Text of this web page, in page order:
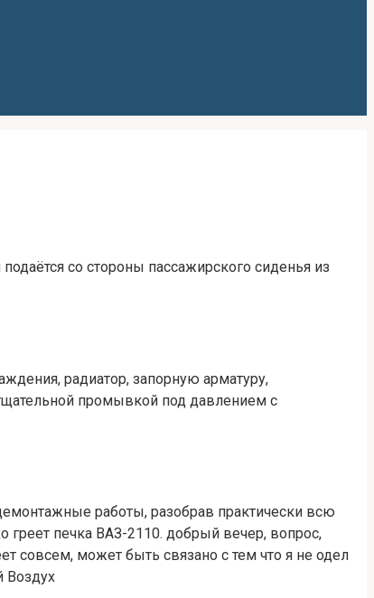
со стороны пассажирского сиденья из
радиатор, запорную арматуру,
промывкой под давлением с
работы, разобрав практически всю
греет печка ВАЗ-2110. добрый вечер, вопрос,
совсем, может быть связано с тем что я не одел
Воздух